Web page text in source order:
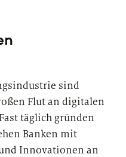
sind
Flut an digitalen
täglich gründen
Banken mit
Innovationen an